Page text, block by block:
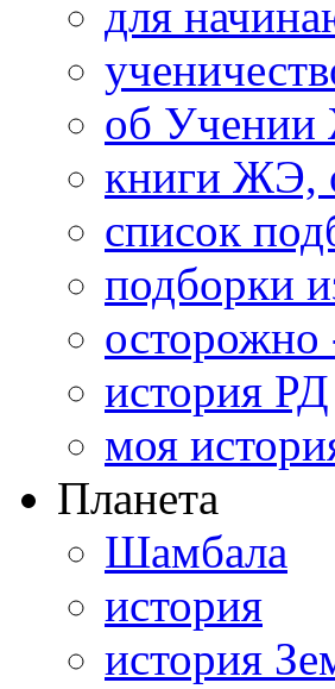
для
об
книги ЖЭ,
список
подборки
осторожно
история РД
моя
Планета
Шамбала
история
история